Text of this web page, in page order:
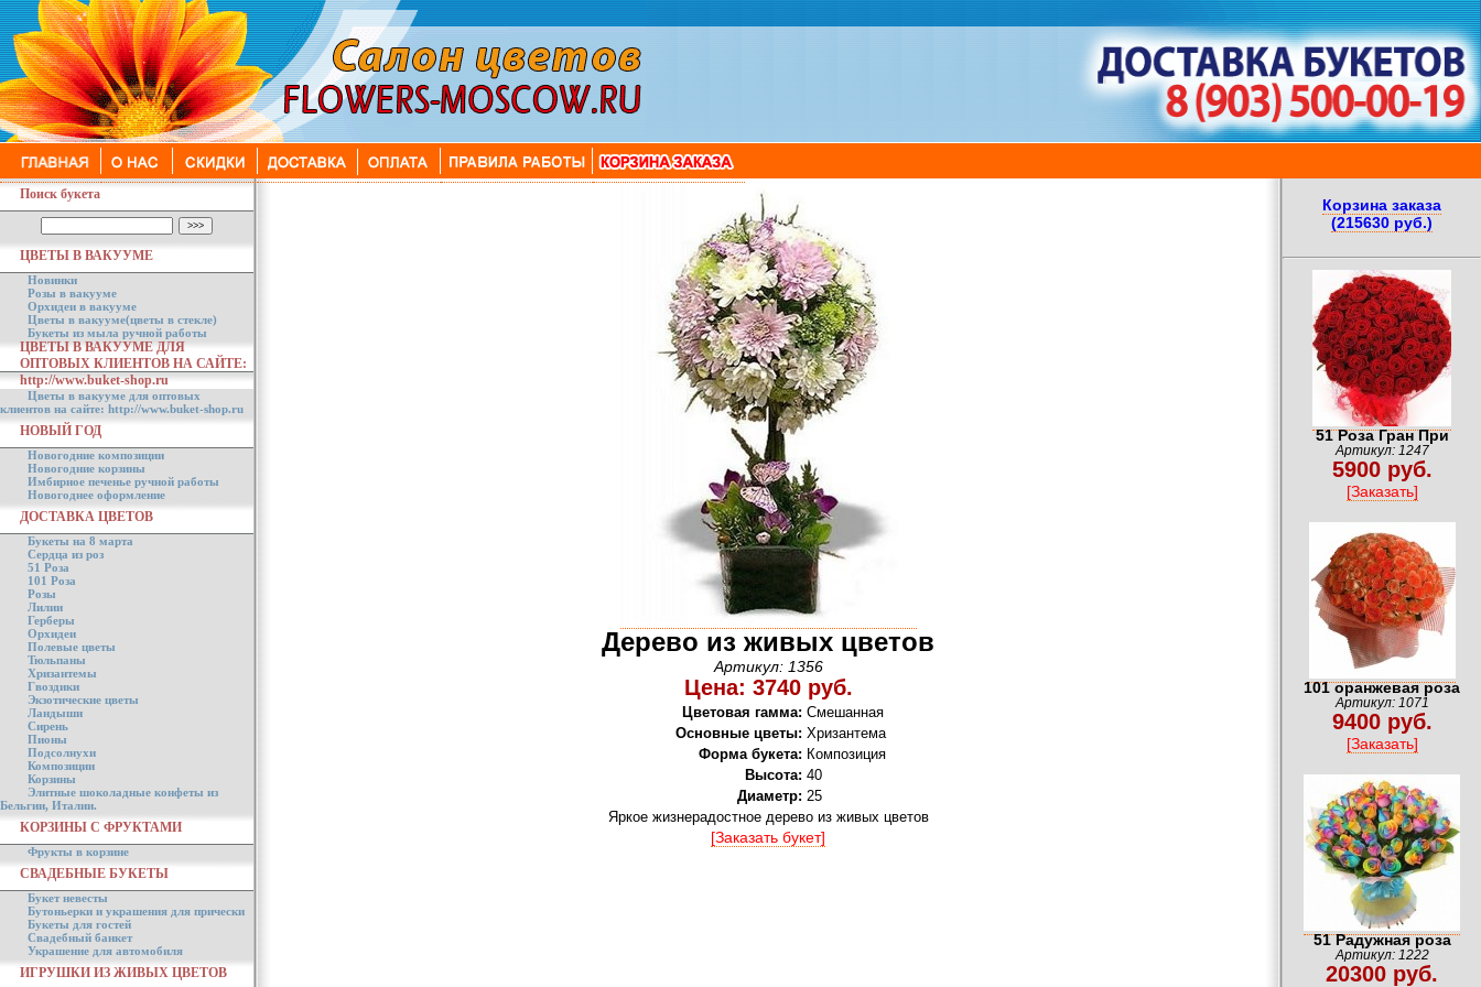
Поиск букета
ЦВЕТЫ В ВАКУУМЕ
Новинки
Розы в вакууме
Орхидеи в вакууме
Цветы в вакууме(цветы в стекле)
Букеты из мыла ручной работы
ЦВЕТЫ В ВАКУУМЕ ДЛЯ
ОПТОВЫХ КЛИЕНТОВ НА САЙТЕ:
http://www.buket-shop.ru
Цветы в вакууме для оптовых
клиентов на сайте: http://www.buket-shop.ru
НОВЫЙ ГОД
Новогодние композиции
Новогодние корзины
Имбирное печенье ручной работы
Новогоднее оформление
ДОСТАВКА ЦВЕТОВ
Букеты на 8 марта
Сердца из роз
51 Роза
101 Роза
Розы
Лилии
Герберы
Орхидеи
Полевые цветы
Тюльпаны
Хризантемы
Гвоздики
Экзотические цветы
Ландыши
Сирень
Пионы
Подсолнухи
Композиции
Корзины
Элитные шоколадные конфеты из
Бельгии, Италии.
КОРЗИНЫ С ФРУКТАМИ
Фрукты в корзине
СВАДЕБНЫЕ БУКЕТЫ
Букет невесты
Бутоньерки и украшения для прически
Букеты для гостей
Свадебный банкет
Украшение для автомобиля
ИГРУШКИ ИЗ ЖИВЫХ ЦВЕТОВ
Дерево из живых цветов
Артикул: 1356
Цена: 3740 руб.
Цветовая гамма: Смешанная
Основные цветы: Хризантема
Форма букета: Композиция
Высота: 40
Диаметр: 25
Яркое жизнерадостное дерево из живых цветов
[Заказать букет]
Корзина заказа
(215630 руб.)
51 Роза Гран При
Артикул: 1247
5900 руб.
[Заказать]
101 оранжевая роза
Артикул: 1071
9400 руб.
[Заказать]
51 Радужная роза
Артикул: 1222
20300 руб.